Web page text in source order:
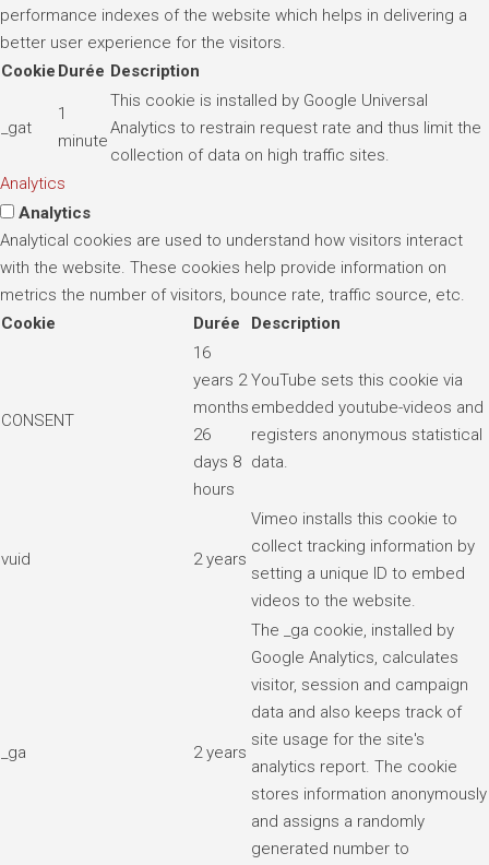
performance indexes of the website which helps in delivering a
better user experience for the visitors.
Cookie Durée Description
_gat
1
minute
This cookie is installed by Google Universal
Analytics to restrain request rate and thus limit the
collection of data on high traffic sites.
Analytics
Analytics
Analytical cookies are used to understand how visitors interact
with the website. These cookies help provide information on
metrics the number of visitors, bounce rate, traffic source, etc.
Cookie
Durée Description
CONSENT
16
years 2
months
26
days 8
hours
YouTube sets this cookie via
embedded youtube-videos and
registers anonymous statistical
data.
vuid 2 years
Vimeo installs this cookie to
collect tracking information by
setting a unique ID to embed
videos to the website.
_ga 2 years
The _ga cookie, installed by
Google Analytics, calculates
visitor, session and campaign
data and also keeps track of
site usage for the site's
analytics report. The cookie
stores information anonymously
and assigns a randomly
generated number to